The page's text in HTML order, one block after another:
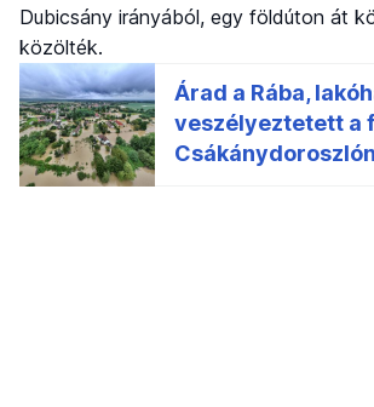
Dubicsány irányából, egy földúton át
közölték.